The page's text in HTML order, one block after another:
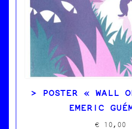
POSTER « WALL
EMERIC
€ 10,00